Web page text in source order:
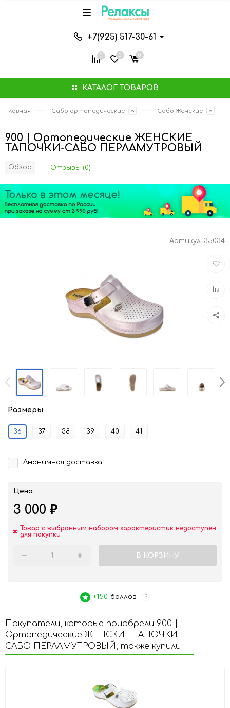
КАТАЛОГ ТОВАРОВ
+7(925) 517-30-61
0 0 0
Главная Сабо ортопедические Сабо Женские
900 | Ортопедические ЖЕНСКИЕ
ТАПОЧКИ-САБО ПЕРЛАМУТРОВЫЙ
Обзор Отзывы (0)
Артикул: 35034
Размеры
36 37 38 39 40 41
Анонимная доставка
Цена
3 000 ₽
Товар с выбранным набором характеристик недоступен
для покупки
В КОРЗИНУ
+150 баллов ?
Покупатели, которые приобрели 900 |
Ортопедические ЖЕНСКИЕ ТАПОЧКИ-
САБО ПЕРЛАМУТРОВЫЙ, также купили